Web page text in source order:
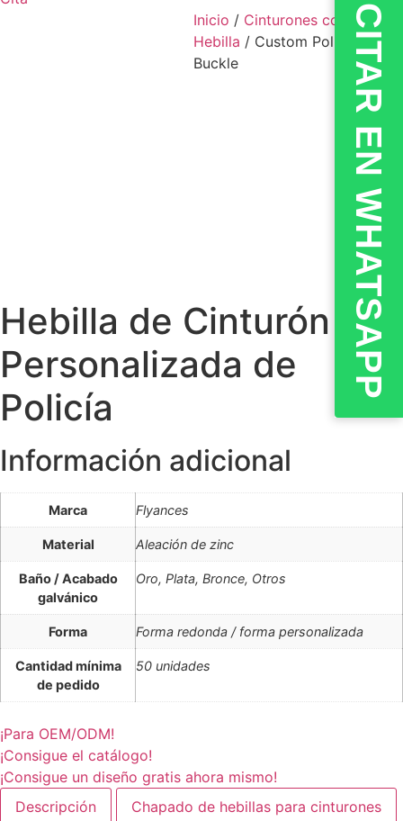
Inicio / Cinturones con
Hebilla / Custom Police Belt
Buckle
Hebilla de Cinturón
Personalizada de
Policía
Información adicional
Marca Flyances
Material Aleación de zinc
Baño / Acabado
galvánico
Oro, Plata, Bronce, Otros
Forma Forma redonda / forma personalizada
Cantidad mínima
de pedido
50 unidades
¡Para OEM/ODM!
¡Consigue el catálogo!
¡Consigue un diseño gratis ahora mismo!
Descripción
Chapado de hebillas para cinturones
💬CITAR EN WHATSAPP